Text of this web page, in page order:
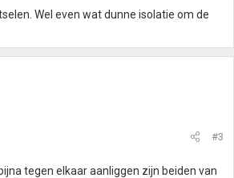
Wel even wat dunne isolatie om de
#3
tegen elkaar aanliggen zijn beiden van